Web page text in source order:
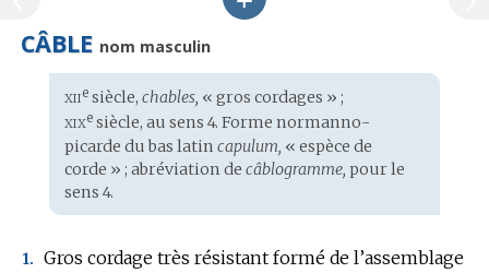
CÂBLE nom masculin
Étymologie
:
xiiesiècle, chables, « gros cordages » ;
xixesiècle, au sens 4. Forme normanno-
picarde dubas latin capulum, « espèce de
corde » ; abréviation de câblogramme, pour le
sens 4.
1. Gros cordage très résistant formé de l’assemblage